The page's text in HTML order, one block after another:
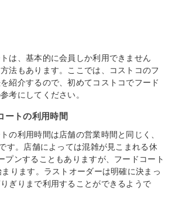
は、基本的に会員しか利用できません
法もあります。ここでは、コストコのフ
紹介するので、初めてコストコでフード
考にしてください。
ートの利用時間
の利用時間は店舗の営業時間と同じく、
す。店舗によっては混雑が見こまれる休
プンすることもありますが、フードコート
ります。ラストオーダーは明確に決まっ
ぎりまで利用することができるようで